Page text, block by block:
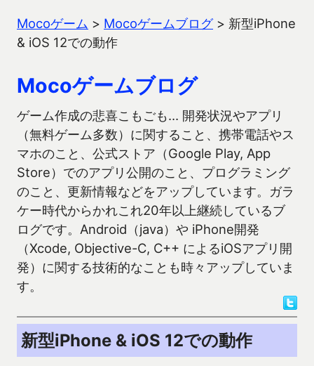
Mocoゲーム > Mocoゲームブログ> 新型iPhone
& iOS 12での動作
Mocoゲームブログ
ゲーム作成の悲喜こもごも… 開発状況やアプリ
（無料ゲーム多数）に関すること、携帯電話やス
マホのこと、公式ストア（Google Play, App
Store）でのアプリ公開のこと、プログラミング
のこと、更新情報などをアップしています。ガラ
ケー時代からかれこれ20年以上継続しているブ
ログです。Android（java）や iPhone開発
（Xcode, Objective-C, C++ によるiOSアプリ開
発）に関する技術的なことも時々アップしていま
す。
新型iPhone & iOS 12での動作